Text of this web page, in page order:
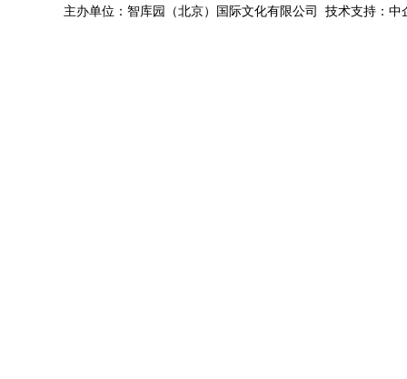
主办单位：智库园（北京）国际文化有限公司 技术支持：